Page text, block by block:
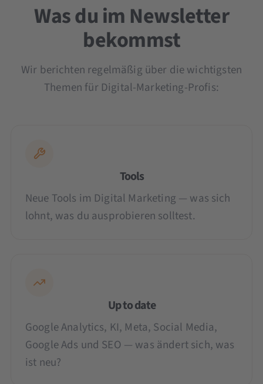
Was du im Newsletter
bekommst
Wir berichten regelmäßig über die wichtigsten
Themen für Digital-Marketing-Profis:
Tools
Neue Tools im Digital Marketing — was sich
lohnt, was du ausprobieren solltest.
Up to date
Google Analytics, KI, Meta, Social Media,
Google Ads und SEO — was ändert sich, was
ist neu?